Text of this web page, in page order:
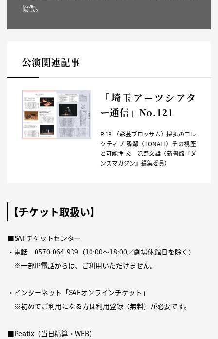
協働。
公演関連記事
「埼玉アーツシアタ
ー通信」No.121
P.18 〈彩芸ブロッサム〉採択のコレ
クティブ 隣鄰（TONALI）その視座
と可能性 文＝浜野文雄（新書館『ダ
ンスマガジン』編集委員）
【チケット取扱い】
■SAFチケットセンター
・電話 0570-064-939 （10:00～18:00／劇場休館日を除く）
※一部IP電話からは、ご利用いただけません。
・インターネット「SAFオンラインチケット 」
※初めてご利用になる方は利用登録（無料）が必要です。
■Peatix（当日精算・WEB）